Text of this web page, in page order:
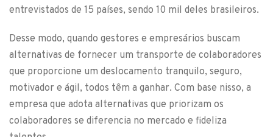
entrevistados de 15 países, sendo 10 mil deles brasileiros.
Desse modo, quando gestores e empresários buscam
alternativas de fornecer um transporte de colaboradores
que proporcione um deslocamento tranquilo, seguro,
motivador e ágil, todos têm a ganhar. Com base nisso, a
empresa que adota alternativas que priorizam os
colaboradores se diferencia no mercado e fideliza